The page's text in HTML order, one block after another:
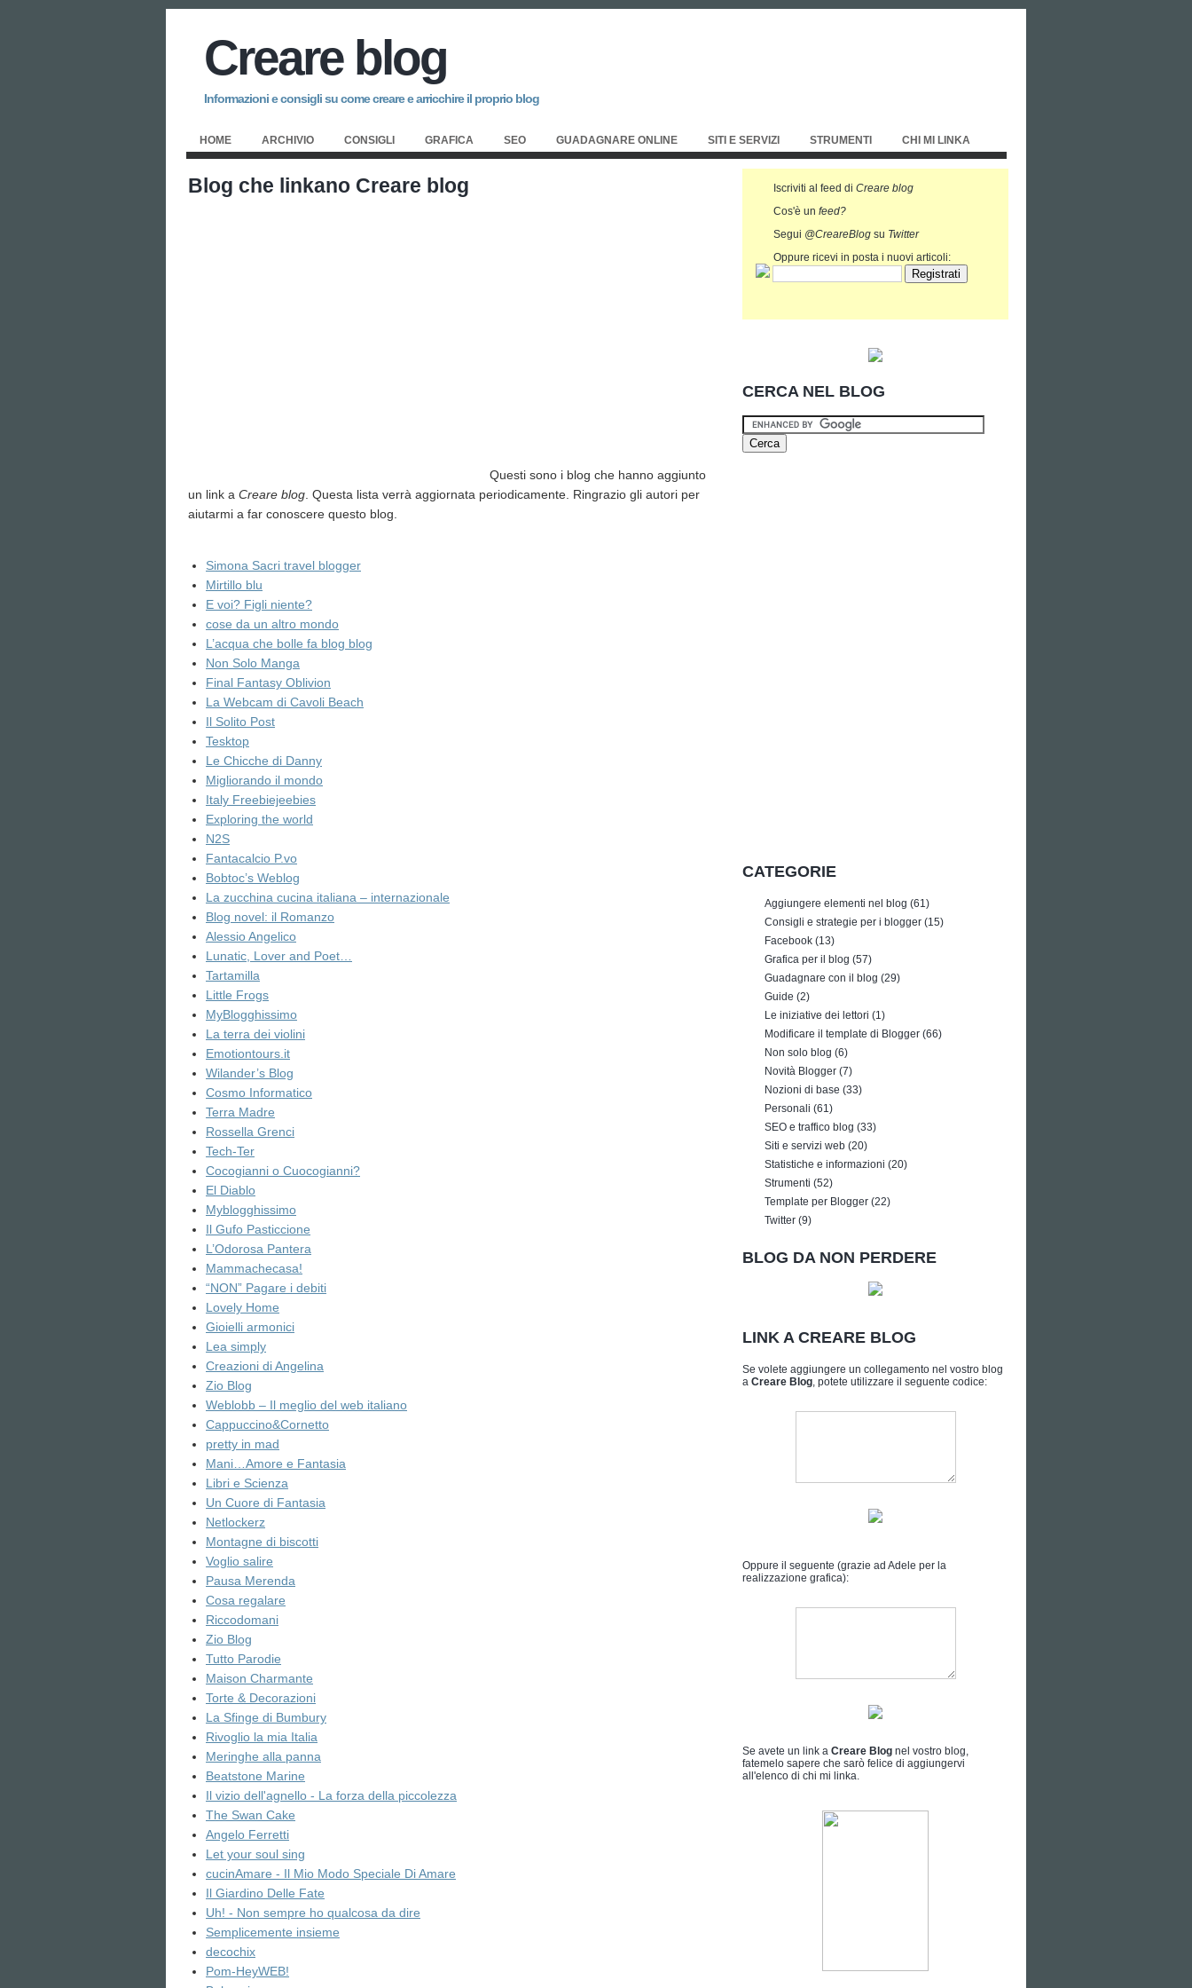
Creare blog
Informazioni e consigli su come creare e arricchire il proprio blog
HOME ARCHIVIO CONSIGLI GRAFICA SEO GUADAGNARE ONLINE SITI E SERVIZI STRUMENTI CHI MI LINKA
Blog che linkano Creare blog
Questi sono i blog che hanno aggiunto
un link a Creare blog . Questa lista verrà aggiornata periodicamente. Ringrazio gli autori per
aiutarmi a far conoscere questo blog.
Simona Sacri travel blogger
Mirtillo blu
E voi? Figli niente?
cose da un altro mondo
L’acqua che bolle fa blog blog
Non Solo Manga
Final Fantasy Oblivion
La Webcam di Cavoli Beach
Il Solito Post
Tesktop
Le Chicche di Danny
Migliorando il mondo
Italy Freebiejeebies
Exploring the world
N2S
Fantacalcio P.vo
Bobtoc’s Weblog
La zucchina cucina italiana – internazionale
Blog novel: il Romanzo
Alessio Angelico
Lunatic, Lover and Poet…
Tartamilla
Little Frogs
MyBlogghissimo
La terra dei violini
Emotiontours.it
Wilander’s Blog
Cosmo Informatico
Terra Madre
Rossella Grenci
Tech-Ter
Cocogianni o Cuocogianni?
El Diablo
Myblogghissimo
Il Gufo Pasticcione
L’Odorosa Pantera
Mammachecasa!
“NON” Pagare i debiti
Lovely Home
Gioielli armonici
Lea simply
Creazioni di Angelina
Zio Blog
Weblobb – Il meglio del web italiano
Cappuccino&Cornetto
pretty in mad
Mani…Amore e Fantasia
Libri e Scienza
Un Cuore di Fantasia
Netlockerz
Montagne di biscotti
Voglio salire
Pausa Merenda
Cosa regalare
Riccodomani
Zio Blog
Tutto Parodie
Maison Charmante
Torte & Decorazioni
La Sfinge di Bumbury
Rivoglio la mia Italia
Meringhe alla panna
Beatstone Marine
Il vizio dell'agnello - La forza della piccolezza
The Swan Cake
Angelo Ferretti
Let your soul sing
cucinAmare - Il Mio Modo Speciale Di Amare
Il Giardino Delle Fate
Uh! - Non sempre ho qualcosa da dire
Semplicemente insieme
decochix
Pom-HeyWEB!
Iscriviti al feed di Creare blog
Cos'è un feed?
Segui @CreareBlog su Twitter
Oppure ricevi in posta i nuovi articoli:
CERCA NEL BLOG
CATEGORIE
Aggiungere elementi nel blog (61)
Consigli e strategie per i blogger (15)
Facebook (13)
Grafica per il blog (57)
Guadagnare con il blog (29)
Guide (2)
Le iniziative dei lettori (1)
Modificare il template di Blogger (66)
Non solo blog (6)
Novità Blogger (7)
Nozioni di base (33)
Personali (61)
SEO e traffico blog (33)
Siti e servizi web (20)
Statistiche e informazioni (20)
Strumenti (52)
Template per Blogger (22)
Twitter (9)
BLOG DA NON PERDERE
LINK A CREARE BLOG
Se volete aggiungere un collegamento nel vostro blog
a Creare Blog, potete utilizzare il seguente codice:
Oppure il seguente (grazie ad Adele per la
realizzazione grafica):
Se avete un link a Creare Blog nel vostro blog,
fatemelo sapere che sarò felice di aggiungervi
all'elenco di chi mi linka.